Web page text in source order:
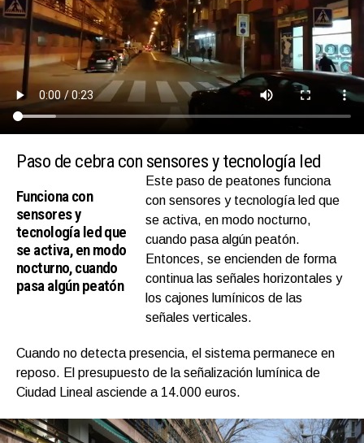
Paso de cebra con sensores y tecnología led
Funciona con
sensores y
tecnología led que
se activa, en modo
nocturno, cuando
pasa algún peatón
Este paso de peatones funciona
con sensores y tecnología led que
se activa, en modo nocturno,
cuando pasa algún peatón.
Entonces, se encienden de forma
continua las señales horizontales y
los cajones lumínicos de las
señales verticales.
Cuando no detecta presencia, el sistema permanece en
reposo. El presupuesto de la señalización lumínica de
Ciudad Lineal asciende a 14.000 euros.